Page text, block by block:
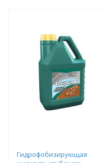
Гидрофобизирующая